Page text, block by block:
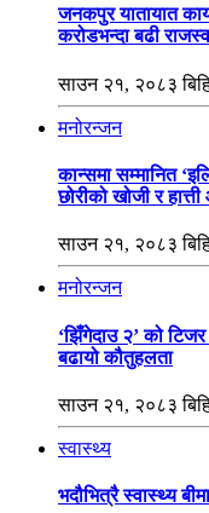
जनकपुर यातायात
करोडभन्दा बढी
साउन २१, २०८३
मनोरन्जन
कान्समा सम्मानित
छोरीको खोजी र
साउन २१, २०८३
मनोरन्जन
‘झिँगेदाउ २’ को टिजर
बढायो कौतुहलता
साउन २१, २०८३
स्वास्थ्य
भदौभित्रै स्वास्थ्य